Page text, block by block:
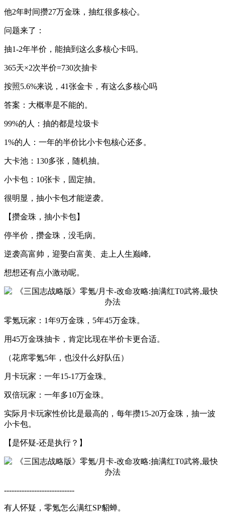
他2年时间攒27万金珠，抽红很多核心。
问题来了：
抽1-2年半价，能抽到这么多核心卡吗。
365天×2次半价=730次抽卡
按照5.6%来说，41张金卡，有这么多核心吗
答案：大概率是不能的。
99%的人：抽的都是垃圾卡
1%的人：一年的半价比小卡包核心还多。
大卡池：130多张，随机抽。
小卡包：10张卡，固定抽。
很明显，抽小卡包才能逆袭。
【攒金珠，抽小卡包】
停半价，攒金珠，没毛病。
逆袭高富帅，迎娶白富美、走上人生巅峰,
想想还有点小激动呢。
零氪玩家：1年9万金珠，5年45万金珠。
用45万金珠抽卡，肯定比现在半价卡更合适。
（花席零氪5年，也没什么好队伍）
月卡玩家：一年15-17万金珠。
双倍玩家：一年多10万金珠。
实际月卡玩家性价比是最高的，每年攒15-20万金珠，抽一波
小卡包。
【是怀疑-还是执行？】
----------------------------
有人怀疑，零氪怎么满红SP貂蝉。